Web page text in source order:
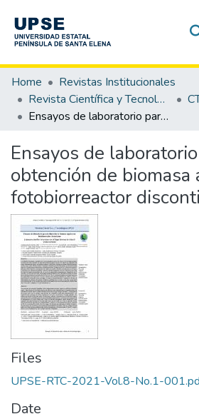
Communities & Collections
All of DSpace
Statistics
Home
Revistas Institucionales
Revista Científica y Tecnológica UPSE - CTU
Ensayos de laboratorio para la obtención de biomasa algal en un fotobiorreactor discontinuo.
Ensayos de
obtención de biomasa
fotobiorreactor
Files
UPSE-RTC-2021-Vol.8-No.1-
Date